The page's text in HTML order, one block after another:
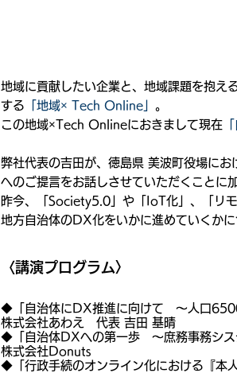
地域に貢献したい企業と、地域課題を抱え
する 「地域× Tech Online」 。
この地域×Tech Onlineにおきまして現在
弊社代表の吉田が、徳島県 美波町役場に
へのご提言をお話しさせていただくことに
昨今、「Society5.0」や「IoT化」、「リ
地方自治体のDX化をいかに進めていくか
〈講演プログラム〉
◆「自治体にDX推進に向けて　～人口
株式会社あわえ　代表 吉田 基晴
◆「自治体DXへの第一歩　〜庶務事務シス
株式会社Donuts
◆「行政手続のオンライン化における『本